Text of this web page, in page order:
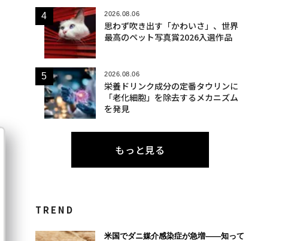
2026.08.06
思わず吹き出す「かわいさ」、世界
最高のペット写真賞2026入選作品
2026.08.06
栄養ドリンク成分の定番タウリンに
「老化細胞」を除去するメカニズム
を発見
もっと見る
TREND
米国でダニ媒介感染症が急増——知って